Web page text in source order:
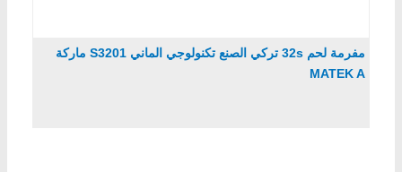
مفرمة لحم 32s تركي الصنع تكنولوجي الماني S3201 ماركة
MATEK A